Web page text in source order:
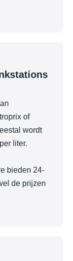
of
wordt
liter.
bieden 24-
de prijzen